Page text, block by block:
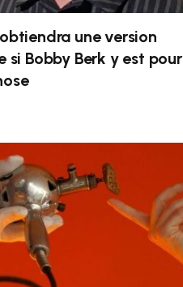
une version
si Bobby Berk y est pour